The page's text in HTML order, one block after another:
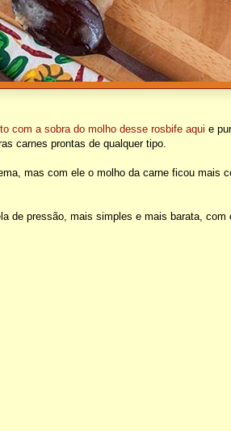
com a sobra do molho desse rosbife aqui e
carnes prontas de qualquer tipo.
mas com ele o molho da carne ficou mais
de pressão, mais simples e mais barata, com